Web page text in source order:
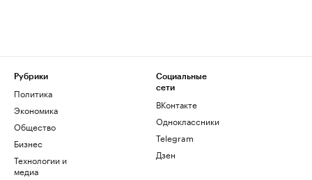
Рубрики
Политика
Экономика
Общество
Бизнес
Технологии и
медиа
Социальные
сети
ВКонтакте
Одноклассники
Telegram
Дзен